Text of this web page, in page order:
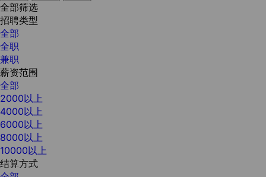
全部筛选
招聘类型
全部
全职
兼职
薪资范围
全部
2000以上
4000以上
6000以上
8000以上
10000以上
结算方式